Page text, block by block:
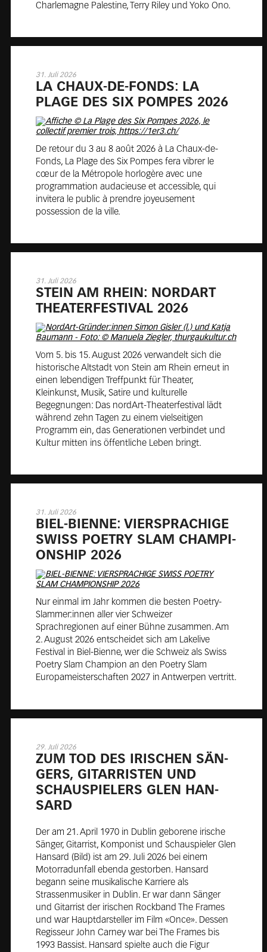
Charlemagne Palestine, Terry Riley und Yoko Ono.
31. Juli 2026
LA CHAUX-DE-FONDS: LA
PLAGE DES SIX POMPES 2026
De retour du 3 au 8 août 2026 à La Chaux-de-
Fonds, La Plage des Six Pompes fera vibrer le
cœur de la Métropole horlogère avec une
programmation audacieuse et accessible, qui
invitera le public à prendre joyeusement
possession de la ville.
31. Juli 2026
STEIN AM RHEIN: NORD­ART
THE­ATER­FES­TI­VAL 2026
Vom 5. bis 15. August 2026 verwandelt sich die
historische Altstadt von Stein am Rhein erneut in
einen lebendigen Treffpunkt für Theater,
Kleinkunst, Musik, Satire und kulturelle
Begegnungen: Das nordArt-Theaterfestival lädt
während zehn Tagen zu einem vielseitigen
Programm ein, das Generationen verbindet und
Kultur mitten ins öffentliche Leben bringt.
31. Juli 2026
BIEL-BI­EN­NE: VIER­SPRA­CHI­GE
SWISS POET­RY SLAM CHAM­PI­
ON­SHIP 2026
Nur einmal im Jahr kommen die besten Poetry-
Slammer:innen aller vier Schweizer
Sprachregionen auf einer Bühne zusammen. Am
2. August 2026 entscheidet sich am Lakelive
Festival in Biel-Bienne, wer die Schweiz als Swiss
Poetry Slam Champion an den Poetry Slam
Europameisterschaften 2027 in Antwerpen vertritt.
29. Juli 2026
ZUM TOD DES IRI­SCHEN SÄN­
GERS, GI­TAR­RIS­TEN UND
SCHAU­SPIE­LERS GLEN HAN­
SARD
Der am 21. April 1970 in Dublin geborene irische
Sänger, Gitarrist, Komponist und Schauspieler Glen
Hansard (Bild) ist am 29. Juli 2026 bei einem
Motorradunfall ebenda gestorben. Hansard
begann seine musikalische Karriere als
Strassenmusiker in Dublin. Er war dann Sänger
und Gitarrist der irischen Rockband The Frames
und war Hauptdarsteller im Film «Once». Dessen
Regisseur John Carney war bei The Frames bis
1993 Bassist. Hansard spielte auch die Figur